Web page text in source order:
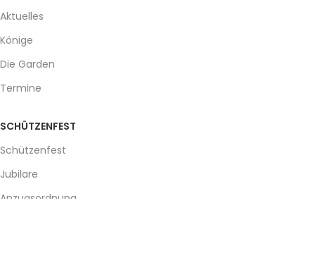
Aktuelles
Könige
Die Garden
Termine
SCHÜTZENFEST
Schützenfest
Jubilare
Anzugsordnung